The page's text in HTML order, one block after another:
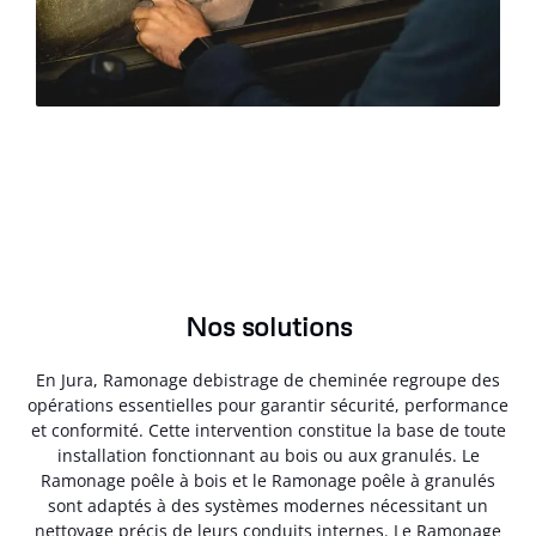
Nos solutions
En Jura, Ramonage debistrage de cheminée regroupe des
opérations essentielles pour garantir sécurité, performance
et conformité. Cette intervention constitue la base de toute
installation fonctionnant au bois ou aux granulés. Le
Ramonage poêle à bois et le Ramonage poêle à granulés
sont adaptés à des systèmes modernes nécessitant un
nettoyage précis de leurs conduits internes. Le Ramonage